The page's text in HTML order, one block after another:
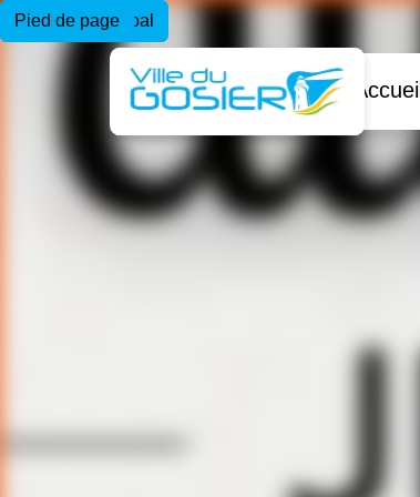
Menu principal
Contenu principal
Pied de page
Accueil